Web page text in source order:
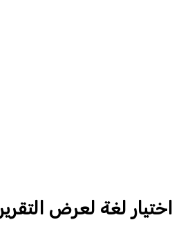
اختيار لغة لعرض التقرير